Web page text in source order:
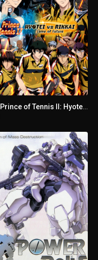
Brings Forth
Luceimia
Rebirth: Luceimia
The Prince of Tennis II: Hyotei vs Rikkai - Game of Future